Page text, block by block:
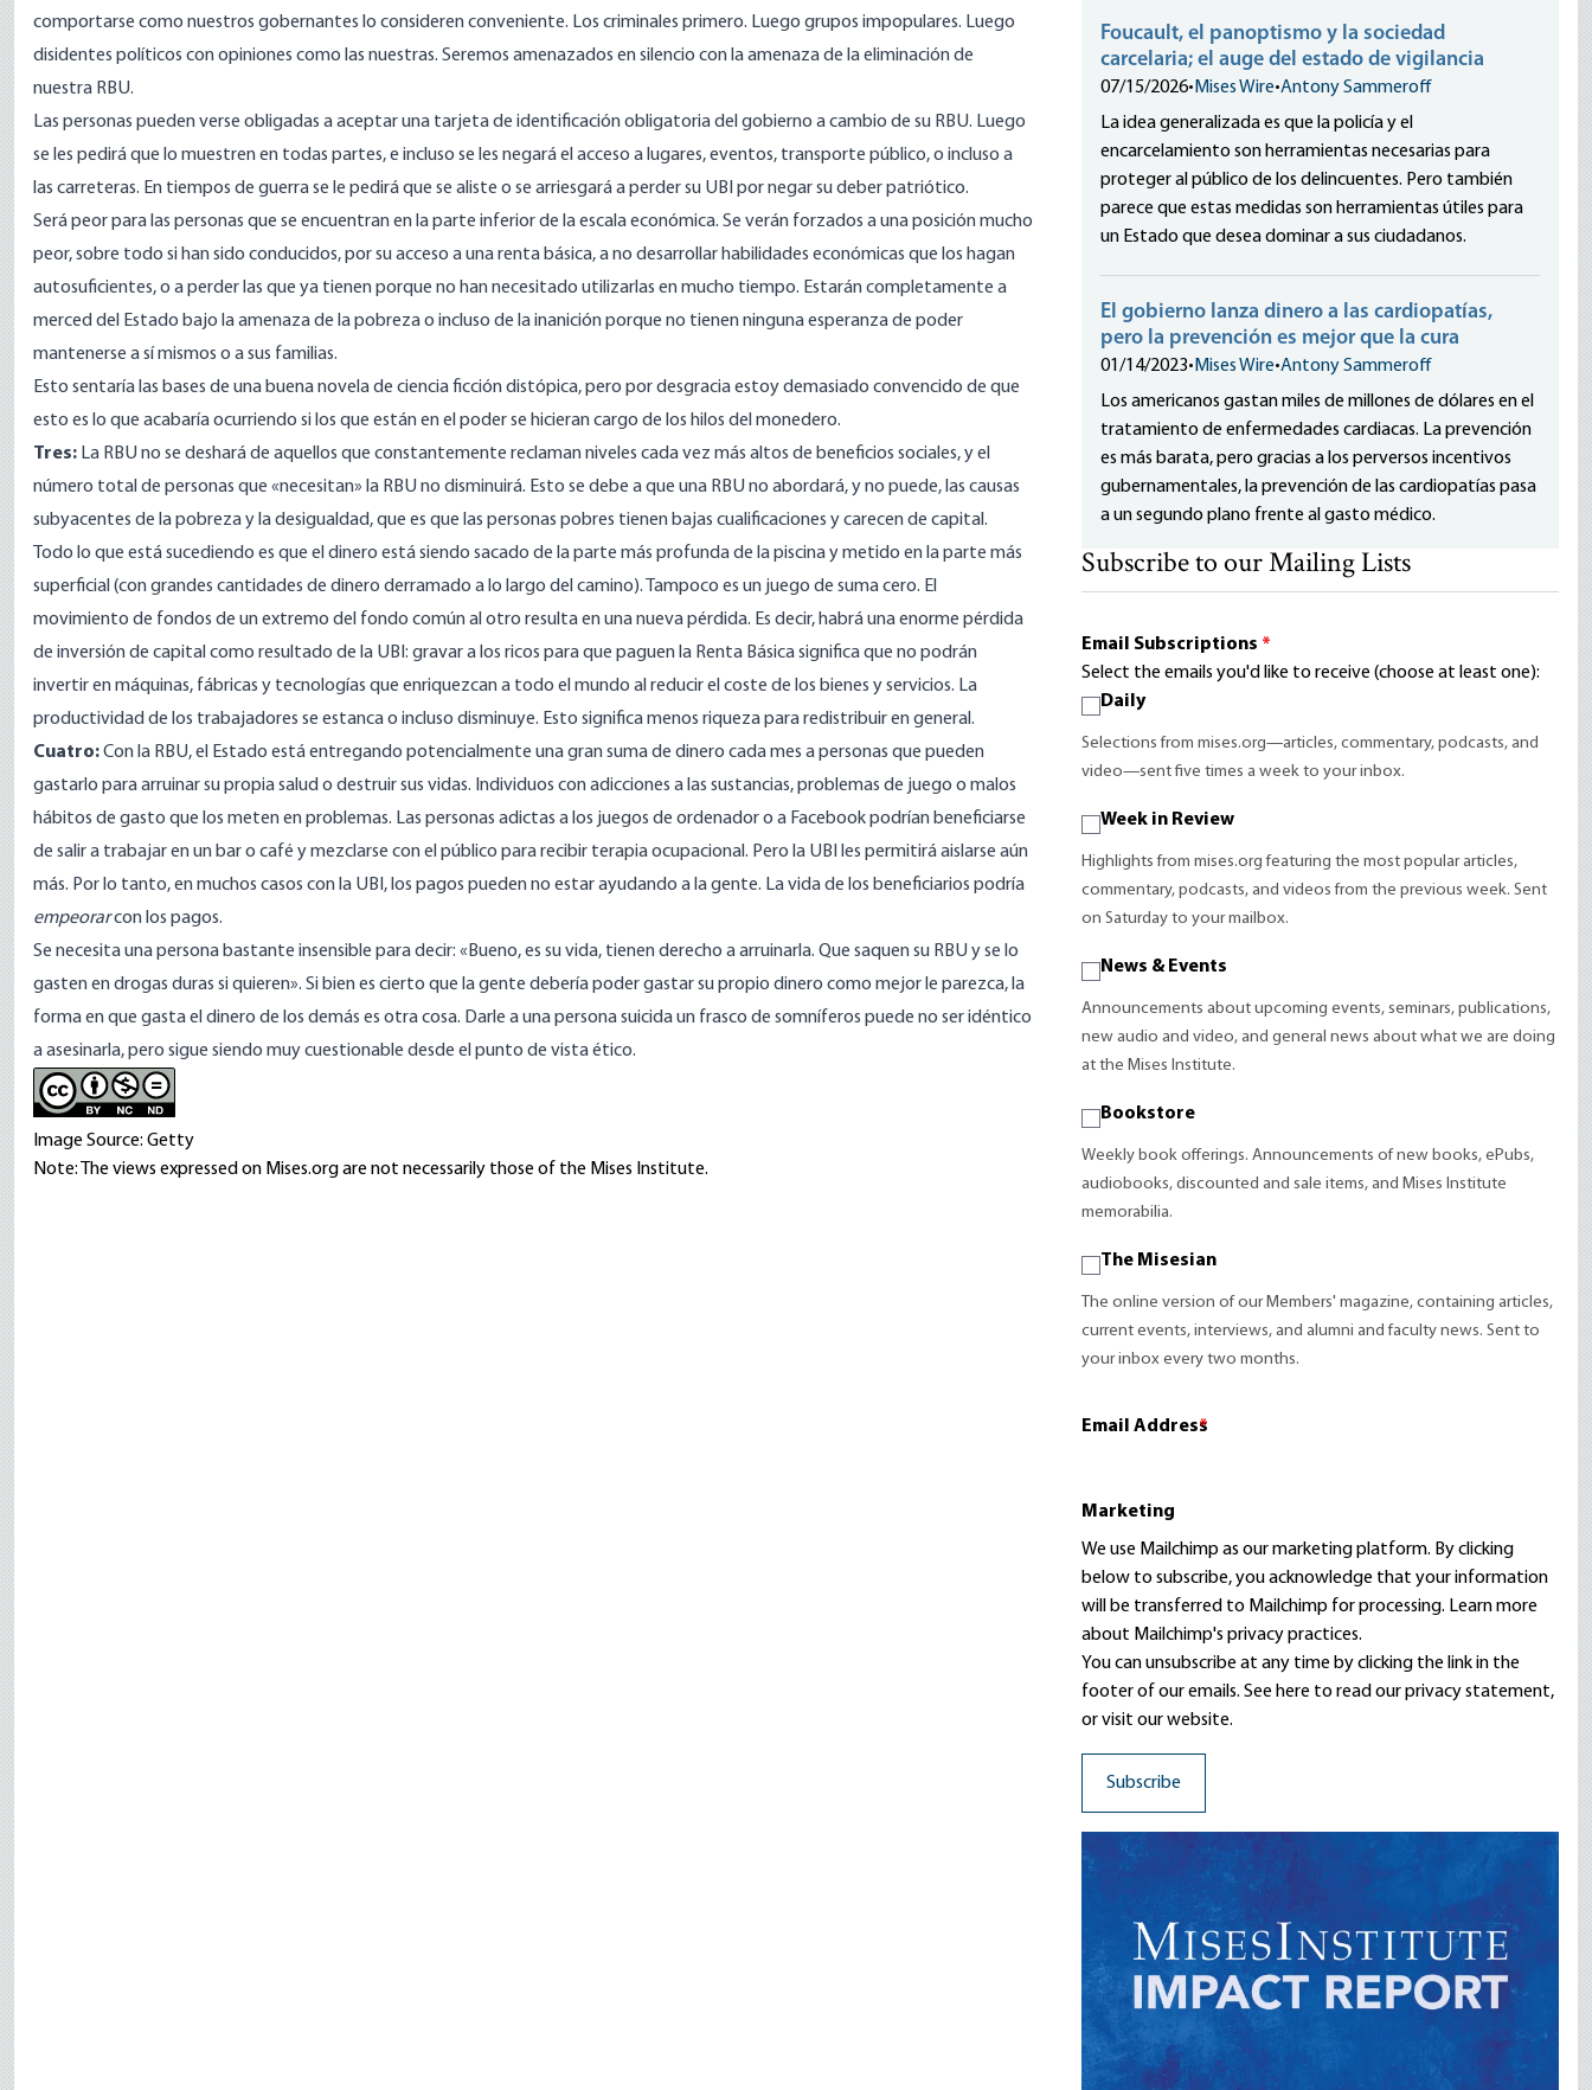
comportarse como nuestros gobernantes lo consideren conveniente. Los criminales primero. Luego grupos impopulares. Luego
disidentes políticos con opiniones como las nuestras. Seremos amenazados en silencio con la amenaza de la eliminación de
nuestra RBU.
Las personas pueden verse obligadas a aceptar una tarjeta de identificación obligatoria del gobierno a cambio de su RBU. Luego
se les pedirá que lo muestren en todas partes, e incluso se les negará el acceso a lugares, eventos, transporte público, o incluso a
las carreteras. En tiempos de guerra se le pedirá que se aliste o se arriesgará a perder su UBI por negar su deber patriótico.
Será peor para las personas que se encuentran en la parte inferior de la escala económica. Se verán forzados a una posición mucho
peor, sobre todo si han sido conducidos, por su acceso a una renta básica, a no desarrollar habilidades económicas que los hagan
autosuficientes, o a perder las que ya tienen porque no han necesitado utilizarlas en mucho tiempo. Estarán completamente a
merced del Estado bajo la amenaza de la pobreza o incluso de la inanición porque no tienen ninguna esperanza de poder
mantenerse a sí mismos o a sus familias.
Esto sentaría las bases de una buena novela de ciencia ficción distópica, pero por desgracia estoy demasiado convencido de que
esto es lo que acabaría ocurriendo si los que están en el poder se hicieran cargo de los hilos del monedero.
Tres: La RBU no se deshará de aquellos que constantemente reclaman niveles cada vez más altos de beneficios sociales, y el
número total de personas que «necesitan» la RBU no disminuirá. Esto se debe a que una RBU no abordará, y no puede, las causas
subyacentes de la pobreza y la desigualdad, que es que las personas pobres tienen bajas cualificaciones y carecen de capital.
Todo lo que está sucediendo es que el dinero está siendo sacado de la parte más profunda de la piscina y metido en la parte más
superficial (con grandes cantidades de dinero derramado a lo largo del camino). Tampoco es un juego de suma cero. El
movimiento de fondos de un extremo del fondo común al otro resulta en una nueva pérdida. Es decir, habrá una enorme pérdida
de inversión de capital como resultado de la UBI: gravar a los ricos para que paguen la Renta Básica significa que no podrán
invertir en máquinas, fábricas y tecnologías que enriquezcan a todo el mundo al reducir el coste de los bienes y servicios. La
productividad de los trabajadores se estanca o incluso disminuye. Esto significa menos riqueza para redistribuir en general.
Cuatro:Con la RBU, el Estado está entregando potencialmente una gran suma de dinero cada mes a personas que pueden
gastarlo para arruinar su propia salud o destruir sus vidas. Individuos con adicciones a las sustancias, problemas de juego o malos
hábitos de gasto que los meten en problemas. Las personas adictas a los juegos de ordenador o a Facebook podrían beneficiarse
de salir a trabajar en un bar o café y mezclarse con el público para recibir terapia ocupacional. Pero la UBI les permitirá aislarse aún
más. Por lo tanto, en muchos casos con la UBI, los pagos pueden no estar ayudando a la gente. La vida de los beneficiarios podría
empeorarcon los pagos.
Se necesita una persona bastante insensible para decir: «Bueno, es su vida, tienen derecho a arruinarla. Que saquen su RBU y se lo
gasten en drogas duras si quieren». Si bien es cierto que la gente debería poder gastar su propio dinero como mejor le parezca, la
forma en que gasta el dinero de los demás es otra cosa. Darle a una persona suicida un frasco de somníferos puede no ser idéntico
a asesinarla, pero sigue siendo muy cuestionable desde el punto de vista ético.
Image Source: Getty
Note: The views expressed on Mises.org are not necessarily those of the Mises Institute.
Foucault, el panoptismo y la sociedad
carcelaria; el auge del estado de vigilancia
07/15/2026• Mises Wire•Antony Sammeroff
La idea generalizada es que la policía y el
encarcelamiento son herramientas necesarias para
proteger al público de los delincuentes. Pero también
parece que estas medidas son herramientas útiles para
un Estado que desea dominar a sus ciudadanos.
El gobierno lanza dinero a las cardiopatías,
pero la prevención es mejor que la cura
01/14/2023• Mises Wire•Antony Sammeroff
Los americanos gastan miles de millones de dólares en el
tratamiento de enfermedades cardiacas. La prevención
es más barata, pero gracias a los perversos incentivos
gubernamentales, la prevención de las cardiopatías pasa
a un segundo plano frente al gasto médico.
Subscribe to our Mailing Lists
Email Subscriptions *
Select the emails you'd like to receive (choose at least one):
Daily
Selections from mises.org—articles, commentary, podcasts, and
video—sent five times a week to your inbox.
Week in Review
Highlights from mises.org featuring the most popular articles,
commentary, podcasts, and videos from the previous week. Sent
on Saturday to your mailbox.
News & Events
Announcements about upcoming events, seminars, publications,
new audio and video, and general news about what we are doing
at the Mises Institute.
Bookstore
Weekly book offerings. Announcements of new books, ePubs,
audiobooks, discounted and sale items, and Mises Institute
memorabilia.
The Misesian
The online version of our Members' magazine, containing articles,
current events, interviews, and alumni and faculty news. Sent to
your inbox every two months.
Email Address
*
Marketing
We use Mailchimp as our marketing platform. By clicking
below to subscribe, you acknowledge that your information
will be transferred to Mailchimp for processing. Learn more
about Mailchimp's privacy practices.
You can unsubscribe at any time by clicking the link in the
footer of our emails. See here to read ourprivacy statement,
or visit our website.